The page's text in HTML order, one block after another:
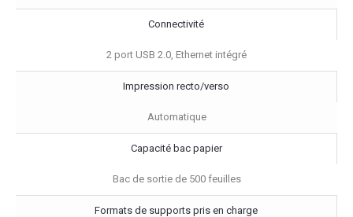
Connectivité
2 port USB 2.0, Ethernet intégré
Impression recto/verso
Automatique
Capacité bac papier
Bac de sortie de 500 feuilles
Formats de supports pris en charge